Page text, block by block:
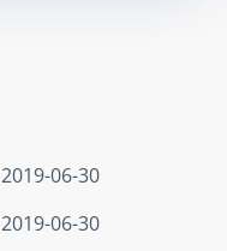
2019-06-30
2019-06-30